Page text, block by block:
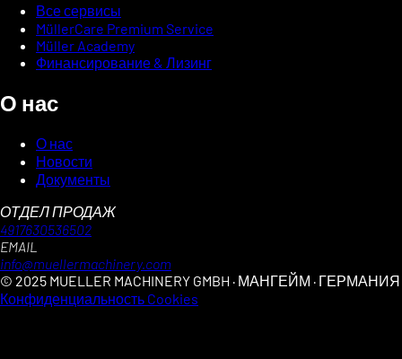
Все сервисы
MüllerCare Premium Service
Müller Academy
Финансирование & Лизинг
О нас
О нас
Новости
Документы
ОТДЕЛ ПРОДАЖ
4917630536502
EMAIL
info@muellermachinery.com
© 2025 MUELLER MACHINERY GMBH · МАНГЕЙМ · ГЕРМАНИЯ
Конфиденциальность Cookies